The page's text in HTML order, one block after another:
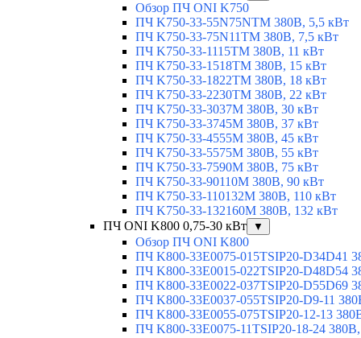
Обзор ПЧ ONI K750
ПЧ K750-33-55N75NTM 380В, 5,5 кВт
ПЧ K750-33-75N11TM 380В, 7,5 кВт
ПЧ K750-33-1115TM 380В, 11 кВт
ПЧ K750-33-1518TM 380В, 15 кВт
ПЧ K750-33-1822TM 380В, 18 кВт
ПЧ K750-33-2230TM 380В, 22 кВт
ПЧ K750-33-3037M 380В, 30 кВт
ПЧ K750-33-3745M 380В, 37 кВт
ПЧ K750-33-4555M 380В, 45 кВт
ПЧ K750-33-5575M 380В, 55 кВт
ПЧ K750-33-7590M 380В, 75 кВт
ПЧ K750-33-90110M 380В, 90 кВт
ПЧ K750-33-110132M 380В, 110 кВт
ПЧ K750-33-132160M 380В, 132 кВт
ПЧ ONI K800 0,75-30 кВт
▼
Обзор ПЧ ONI K800
ПЧ K800-33E0075-015TSIP20-D34D41
ПЧ K800-33E0015-022TSIP20-D48D54
ПЧ K800-33E0022-037TSIP20-D55D69
ПЧ K800-33E0037-055TSIP20-D9-11
ПЧ K800-33E0055-075TSIP20-12-13
ПЧ K800-33E0075-11TSIP20-18-24